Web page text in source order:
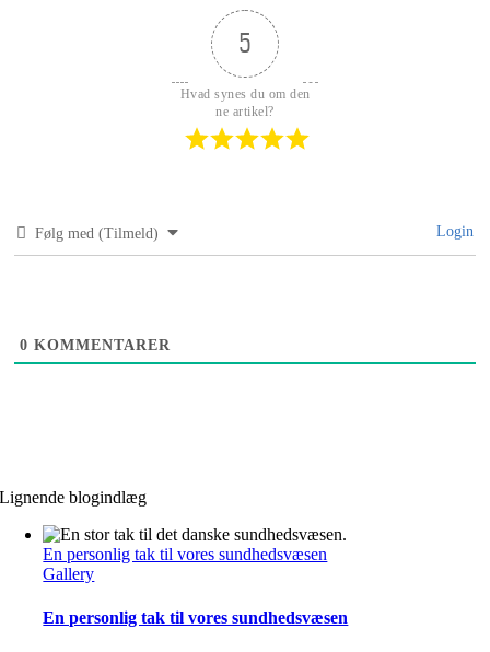
5
Hvad synes du om den
ne artikel?
Følg med (Tilmeld) Login
0 KOMMENTARER
Lignende blogindlæg
En personlig tak til vores sundhedsvæsen
Gallery
En personlig tak til vores sundhedsvæsen